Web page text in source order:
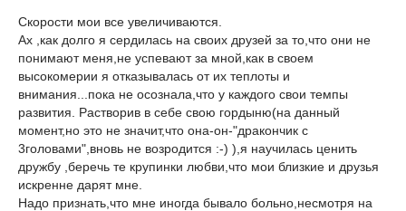
Скорости мои все увеличиваются.
Ах ,как долго я сердилась на своих друзей за то,что они не
понимают меня,не успевают за мной,как в своем
высокомерии я отказывалась от их теплоты и
внимания...пока не осознала,что у каждого свои темпы
развития. Растворив в себе свою гордыню(на данный
момент,но это не значит,что она-он-"дракончик с
3головами",вновь не возродится :-) ),я научилась ценить
дружбу ,беречь те крупинки любви,что мои близкие и друзья
искренне дарят мне.
Надо признать,что мне иногда бывало больно,несмотря на